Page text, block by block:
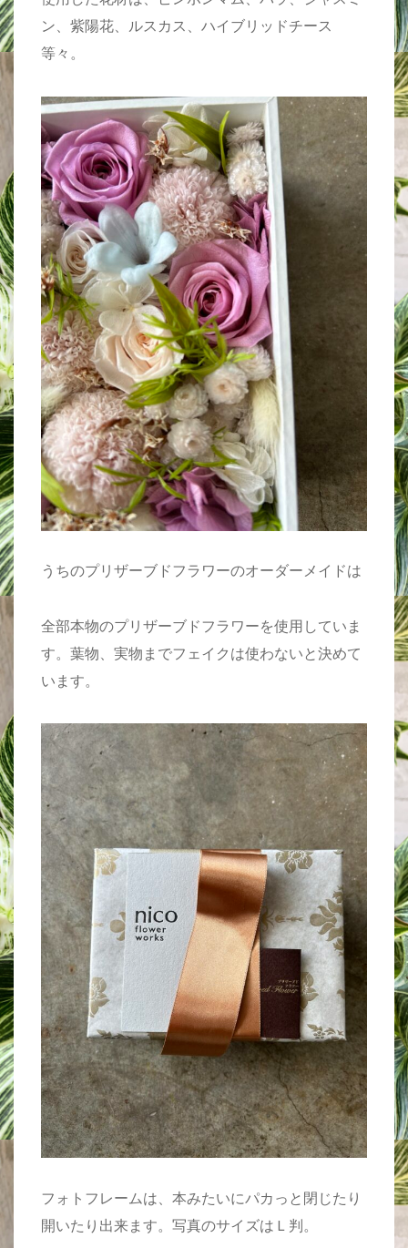
ン、紫陽花、ルスカス、ハイブリッドチース
等々。
うちのプリザーブドフラワーのオーダーメイドは
全部本物のプリザーブドフラワーを使用していま
す。葉物、実物までフェイクは使わないと決めて
います。
フォトフレームは、本みたいにパカっと閉じたり
開いたり出来ます。写真のサイズはＬ判。